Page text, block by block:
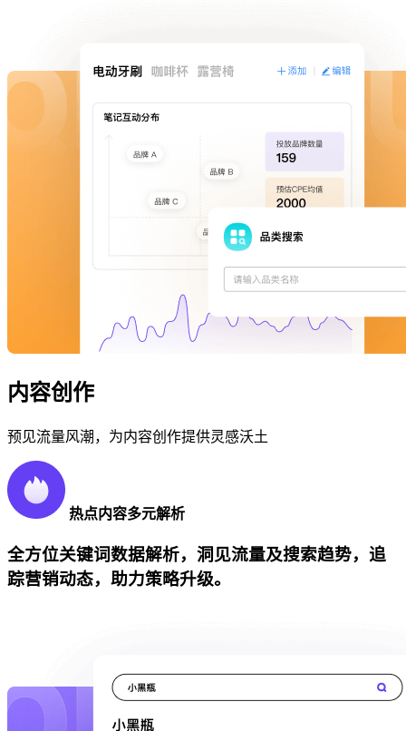
内容创作
预见流量风潮，为内容创作提供灵感沃土
热点内容多元解析
全方位关键词数据解析，洞见流量及搜索趋势，追
踪营销动态，助力策略升级。